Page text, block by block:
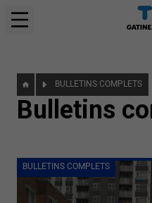
BULLETINS COMPLETS
Bulletins
BULLETINS COMPLETS